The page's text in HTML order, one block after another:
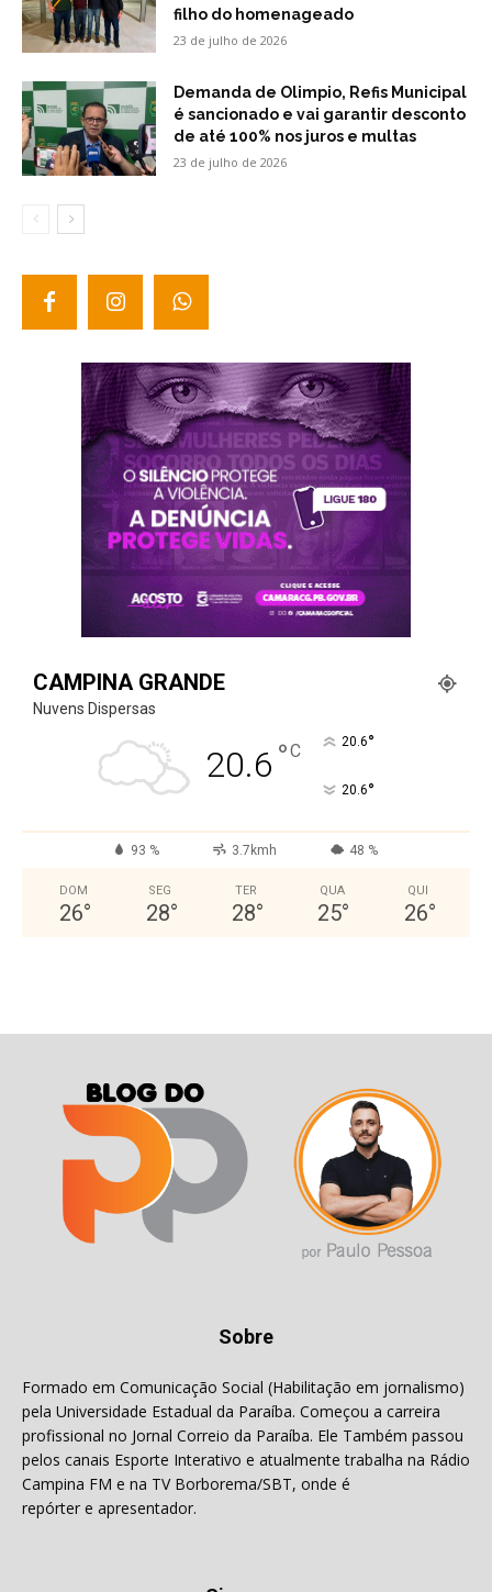
filho do homenageado
23 de julho de 2026
Demanda de Olimpio, Refis Municipal
é sancionado e vai garantir desconto
de até 100% nos juros e multas
23 de julho de 2026
CAMPINA GRANDE
Nuvens Dispersas
20.6 °C 20.6°
20.6°
93 % 3.7kmh 48 %
DOM
26°
SEG
28°
TER
28°
QUA
25°
QUI
26°
Sobre
Formado em Comunicação Social (Habilitação em jornalismo)
pela Universidade Estadual da Paraíba. Começou a carreira
profissional no Jornal Correio da Paraíba. Ele Também passou
pelos canais Esporte Interativo e atualmente trabalha na Rádio
Campina FM e na TV Borborema/SBT, onde é
repórter e apresentador.